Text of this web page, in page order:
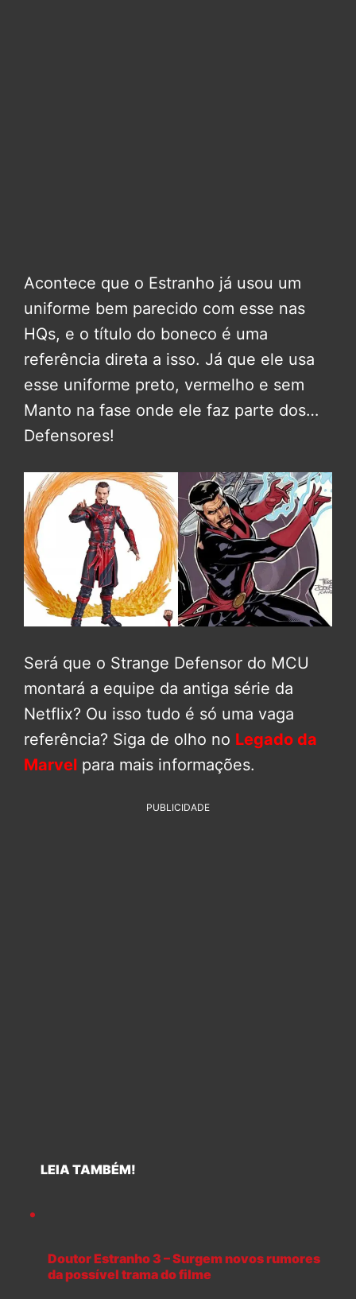
Acontece que o Estranho já usou um
uniforme bem parecido com esse nas
HQs, e o título do boneco é uma
referência direta a isso. Já que ele usa
esse uniforme preto, vermelho e sem
Manto na fase onde ele faz parte dos…
Defensores!
Será que o Strange Defensor do MCU
montará a equipe da antiga série da
Netflix? Ou isso tudo é só uma vaga
referência? Siga de olho no Legado da
Marvel para mais informações.
PUBLICIDADE
LEIA TAMBÉM!
Doutor Estranho 3 – Surgem novos rumores
da possível trama do filme